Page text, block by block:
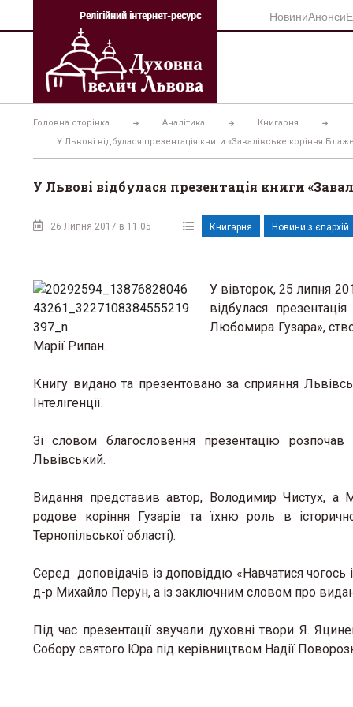
вмісту
НовиниАнонси
Головна сторінка Аналітика
Книгарня
У Львові відбулася презентація книги «Завалівське коріння
У Львові відбулася презентація книги
26 Липня 2017 в 11:05 Книгарня Новини з єпархій
У вівторок, 25 липня
відбулася
Любомира Гузара»,
Марії Рипан.
Книгу видано та презентовано за сприяння
Інтелігенції.
Зі словом благословення презентацію
Львівський.
Видання представив автор, Володимир Чистух, а
родове коріння Гузарів та їхню роль в
Тернопільської області).
Серед доповідачів із доповіддю «Навчатися
д-р Михайло Перун, а із заключним словом про
Під час презентації звучали духовні твори Я.
Собору святого Юра під керівництвом Надії